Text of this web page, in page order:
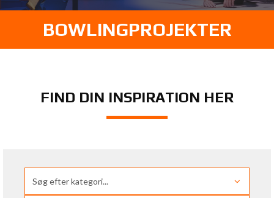
BOWLINGPROJEKTER
FIND DIN INSPIRATION HER